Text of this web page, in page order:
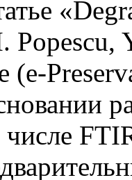
Popescu,
(е-